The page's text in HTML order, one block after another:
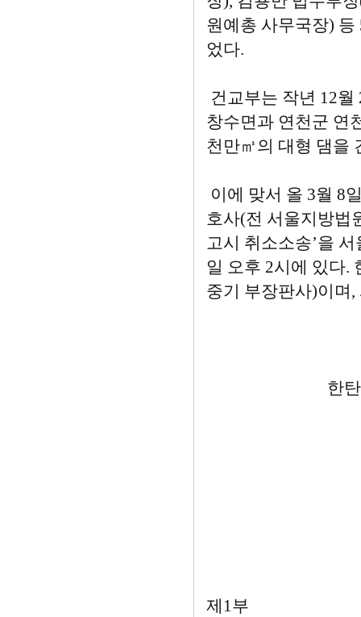
원예총 사무국장)
었다.
건교부는 작년 12
창수면과 연천군 연
천만㎥의 대형 댐을
이에 맞서 올 3월 8
호사(전 서울지방법
고시 취소소송’을
일 오후 2시에 있다.
중기 부장판사)이며,
한탄강댐건설
제1부